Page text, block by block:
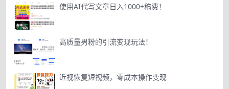
使用AI代写文章日入1000+稿费！
高质量男粉的引流变现玩法！
近视恢复短视频，零成本操作变现